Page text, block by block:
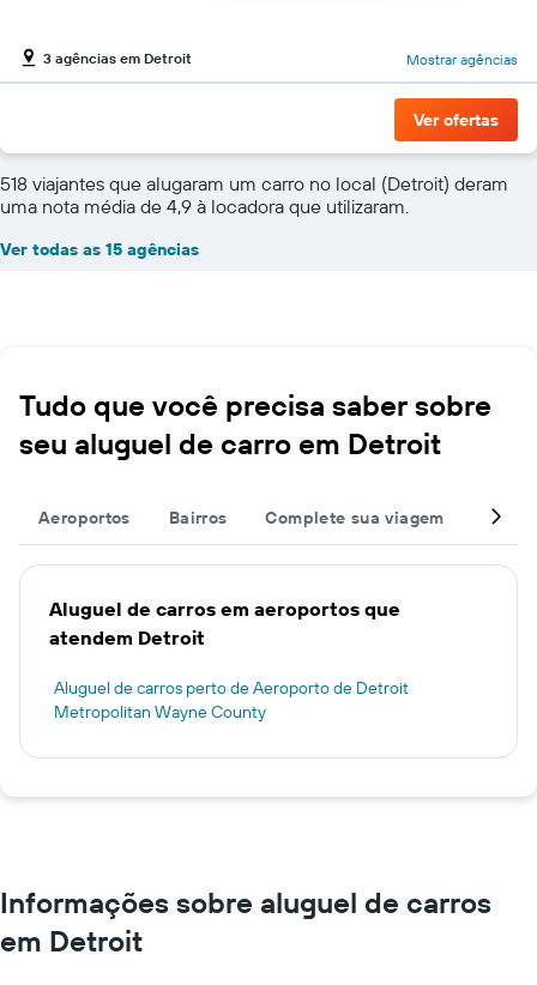
3 agências em Detroit Mostrar agências
Ver ofertas
518 viajantes que alugaram um carro no local (Detroit) deram
uma nota média de 4,9 à locadora que utilizaram.
Ver todas as 15 agências
Tudo que você precisa saber sobre
seu aluguel de carro em Detroit
Aeroportos Bairros Complete sua viagem
Aluguel de carros em aeroportos que
atendem Detroit
Aluguel de carros perto de Aeroporto de Detroit
Metropolitan Wayne County
Informações sobre aluguel de carros
em Detroit